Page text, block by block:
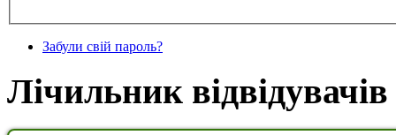
Забули свій пароль?
Лічильник відвідувачів